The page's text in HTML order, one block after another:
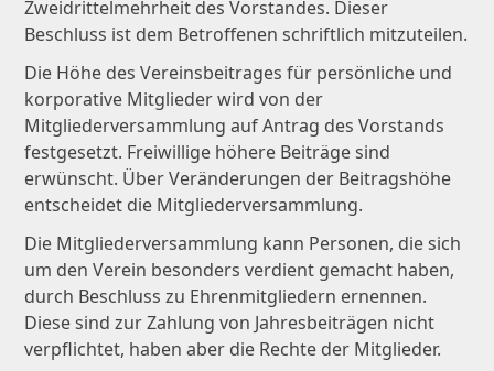
Zweidrittelmehrheit des Vorstandes. Dieser
Beschluss ist dem Betroffenen schriftlich mitzuteilen.
Die Höhe des Vereinsbeitrages für persönliche und
korporative Mitglieder wird von der
Mitgliederversammlung auf Antrag des Vorstands
festgesetzt. Freiwillige höhere Beiträge sind
erwünscht. Über Veränderungen der Beitragshöhe
entscheidet die Mitgliederversammlung.
Die Mitgliederversammlung kann Personen, die sich
um den Verein besonders verdient gemacht haben,
durch Beschluss zu Ehrenmitgliedern ernennen.
Diese sind zur Zahlung von Jahresbeiträgen nicht
verpflichtet, haben aber die Rechte der Mitglieder.